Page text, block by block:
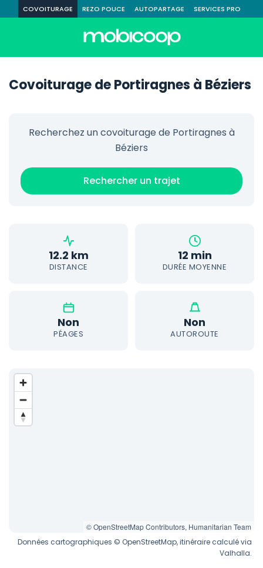
COVOITURAGE REZO POUCE AUTOPARTAGE SERVICES PRO
Covoiturage de Portiragnes à Béziers
Recherchez un covoiturage de Portiragnes à
Béziers
Rechercher un trajet
12.2 km
DISTANCE
12 min
DURÉE MOYENNE
Non
PÉAGES
Non
AUTOROUTE
© OpenStreetMap Contributors, Humanitarian Team
Données cartographiques © OpenStreetMap, itinéraire calculé via
Valhalla.